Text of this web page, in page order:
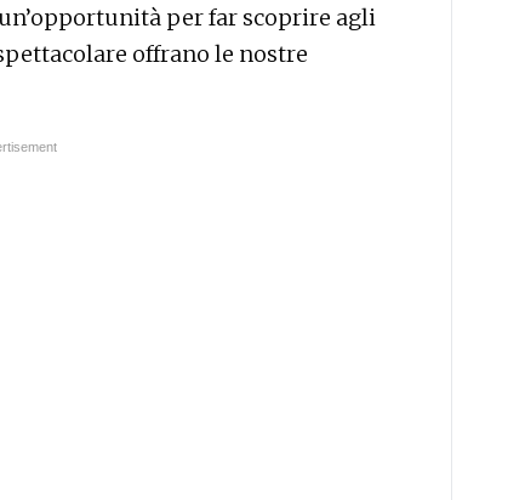
per far scoprire agli
offrano le nostre